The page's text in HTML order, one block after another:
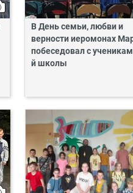
В День семьи, любви и
верности иеромонах
побеседовал с
й школы